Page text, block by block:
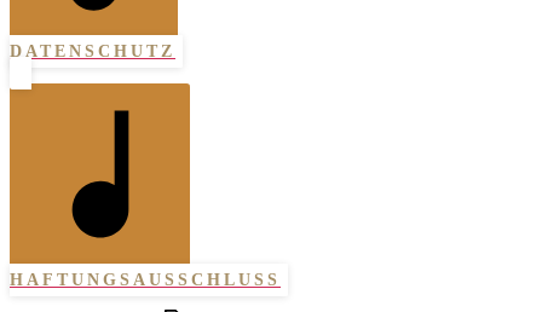
DATENSCHUTZ
HAFTUNGSAUSSCHLUSS